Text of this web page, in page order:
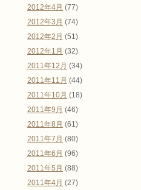
2012年4月 (77)
2012年3月 (74)
2012年2月 (51)
2012年1月 (32)
2011年12月 (34)
2011年11月 (44)
2011年10月 (18)
2011年9月 (46)
2011年8月 (61)
2011年7月 (80)
2011年6月 (96)
2011年5月 (88)
2011年4月 (27)